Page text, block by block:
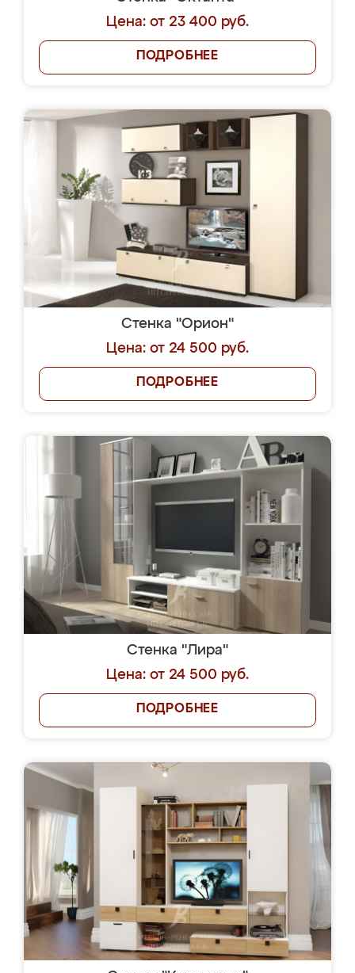
Цена: от 23 400 руб.
ПОДРОБНЕЕ
Стенка "Орион"
Цена: от 24 500 руб.
ПОДРОБНЕЕ
Стенка "Лира"
Цена: от 24 500 руб.
ПОДРОБНЕЕ